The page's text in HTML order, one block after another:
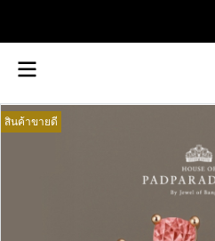
สินค้าขายดี